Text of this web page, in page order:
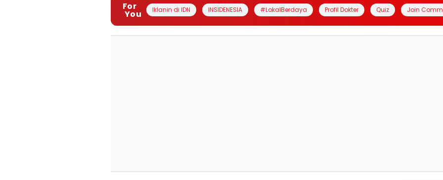
For
You Iklanin di IDN INSIDENESIA #LokalBerdaya Profil Dokter Quiz Join